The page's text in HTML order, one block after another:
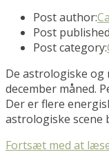
Post author:
Post
Post category:
De astrologiske
december måned.
Der er flere
astrologiske scene
Fortsæt med at